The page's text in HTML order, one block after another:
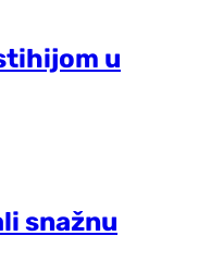
u
snažnu